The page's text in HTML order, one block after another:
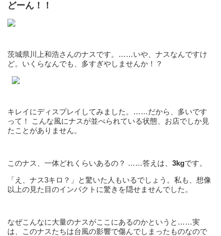
どーん！！
茨城県川上和浩さんのナスです。……いや、ナスなんですけ
ど。いくらなんでも、多すぎやしませんか！？
キレイにディスプレイしてみました。……だから、多いです
って！ こんな風にナスが並べられている状態、お店でしか見
たことがありません。
このナス、一体どれくらいあるの？ ……答えは、 3kgです。
「え、ナス3キロ？」と驚いた人もいるでしょう。私も、想像
以上の見た目のインパクトに驚きを隠せませんでした。
なぜこんなに大量のナスがここにあるのかというと……実
は、このナスたちは台風の影響で傷んでしまったものなので